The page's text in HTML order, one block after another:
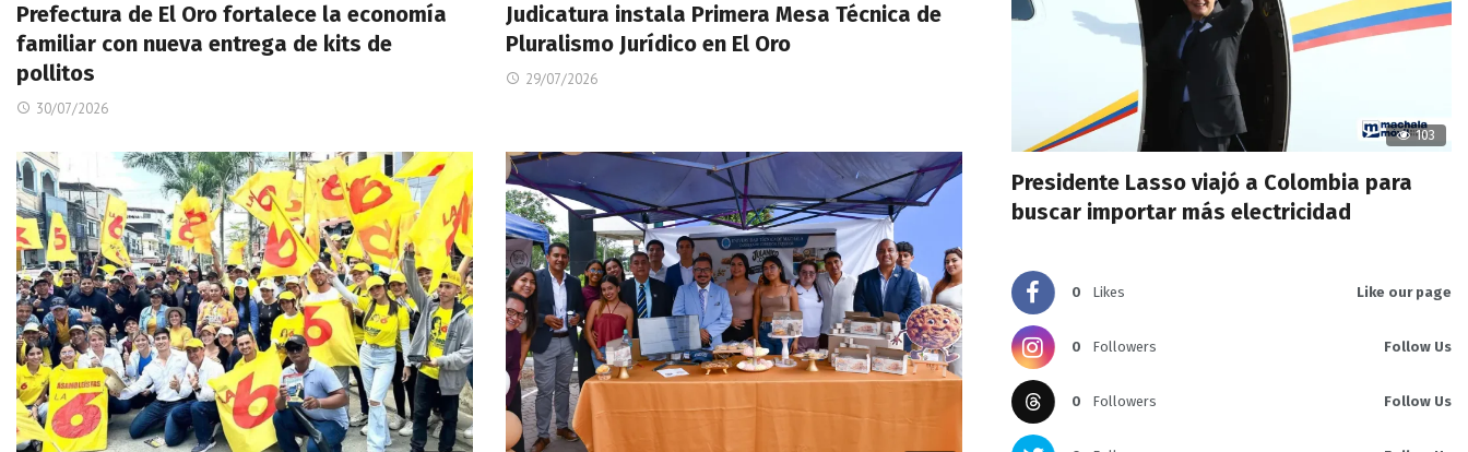
Prefectura de El Oro fortalece la economía
familiar con nueva entrega de kits de
pollitos
30/07/2026
Judicatura instala Primera Mesa Técnica de
Pluralismo Jurídico en El Oro
29/07/2026
103
Presidente Lasso viajó a Colombia para
buscar importar más electricidad
0 Likes Like our page
0 Followers Follow Us
0 Followers Follow Us